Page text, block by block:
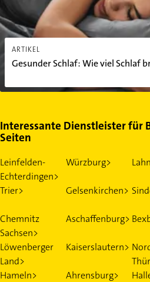
ARTIKEL
Gesunder Schlaf: Wie viel Schlaf
Interessante Dienstleister für
Seiten
Leinfelden-
Echterdingen>
Würzburg>
Trier> Gelsenkirchen>
Chemnitz
Sachsen>
Aschaffenburg>
Löwenberger
Land>
Kaiserslautern>
Hameln>
Ahrensburg>